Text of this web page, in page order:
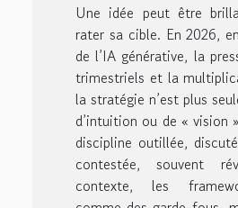
Une idée peut être
rater sa cible. En 2026,
de l’IA générative, la
trimestriels et la
la stratégie n’est plus
d’intuition ou de « vision
discipline outillée,
contestée, souvent
contexte, les